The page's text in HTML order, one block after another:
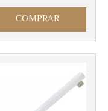
COMPRAR